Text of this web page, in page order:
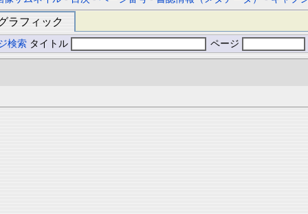
ラフィック
検索 タイトル ページ